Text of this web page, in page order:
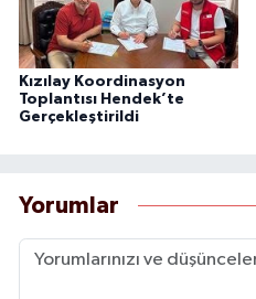
Kızılay Koordinasyon
Toplantısı Hendek’te
Gerçekleştirildi
Yorumlar